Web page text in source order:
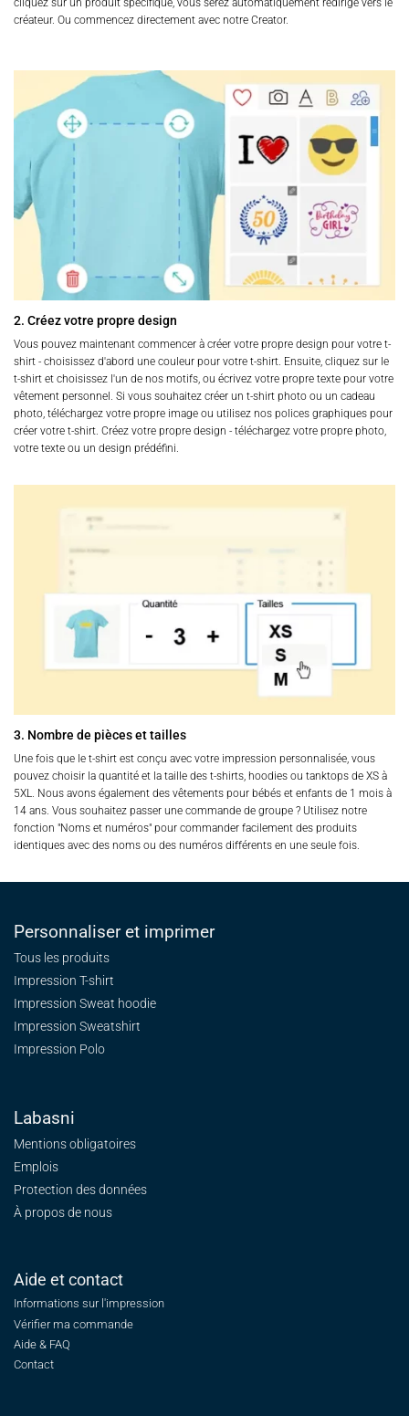
créateur. Ou commencez directement avec notre Creator.
2. Créez votre propre design
Vous pouvez maintenant commencer à créer votre propre design pour votre t-
shirt - choisissez d'abord une couleur pour votre t-shirt. Ensuite, cliquez sur le
t-shirt et choisissez l'un de nos motifs, ou écrivez votre propre texte pour votre
vêtement personnel. Si vous souhaitez créer un t-shirt photo ou un cadeau
photo, téléchargez votre propre image ou utilisez nos polices graphiques pour
créer votre t-shirt. Créez votre propre design - téléchargez votre propre photo,
votre texte ou un design prédéfini.
3. Nombre de pièces et tailles
Une fois que le t-shirt est conçu avec votre impression personnalisée, vous
pouvez choisir la quantité et la taille des t-shirts, hoodies ou tanktops de XS à
5XL. Nous avons également des vêtements pour bébés et enfants de 1 mois à
14 ans. Vous souhaitez passer une commande de groupe ? Utilisez notre
fonction "Noms et numéros" pour commander facilement des produits
identiques avec des noms ou des numéros différents en une seule fois.
Personnaliser et imprimer
Tous les produits
Impression T-shirt
Impression Sweat hoodie
Impression Sweatshirt
Impression Polo
Labasni
Mentions obligatoires
Emplois
Protection des données
À propos de nous
Aide et contact
Informations sur l'impression
Vérifier ma commande
Aide & FAQ
Contact